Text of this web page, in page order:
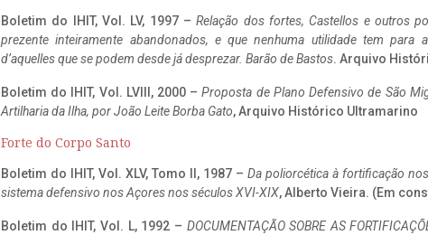
Boletim do IHIT, Vol. LV, 1997 –Relação dos fortes, Castellos e outros
prezente inteiramente abandonados, e que nenhuma utilidade tem para
d’aquelles que se podem desde já desprezar. Barão de Bastos. Arquivo
Boletim do IHIT, Vol. LVIII, 2000 –Proposta de Plano Defensivo de São
Artilharia da Ilha, por João Leite Borba Gato, Arquivo Histórico Ultramarino
Forte do Corpo Santo
Boletim do IHIT, Vol. XLV, Tomo II, 1987 – Da poliorcética à fortificação
sistema defensivo nos Açores nos séculos XVI-XIX, Alberto Vieira. (Em
Boletim do IHIT, Vol. L, 1992 – DOCUMENTAÇÃO SOBRE AS